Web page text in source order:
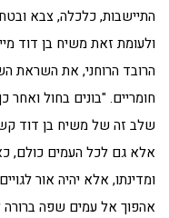
התיישבות, כלכלה, צבא
ולעומת זאת משיח בן דוד
הרובד הרוחני, את השראת
חומריים. "בונים בחול
שלב זה של משיח בן דוד
אלא גם לכל העמים כולם,
ומדינתו, אלא יהיה אור
אהפוך אל עמים שפה